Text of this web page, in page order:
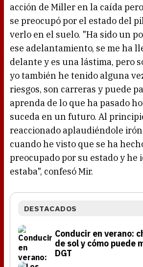
acción de Miller en la caída
se preocupó por el estado del
verlo en el suelo. "Ha sido un
ese adelantamiento, se me ha
delante y es una lástima, pero
yo también he tenido alguna
riesgos, son carreras y puede
aprenda de lo que ha pasado
suceda en un futuro. Al
reaccionado aplaudiéndole
cuando he visto que se ha
preocupado por su estado y he
estaba", confesó Mir.
DESTACADOS
Conducir en verano:
de sol y cómo puede
DGT